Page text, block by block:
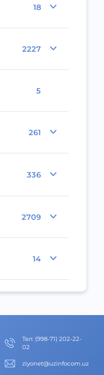
18
2227
5
261
336
2709
14
Тел: (998-71) 202-22-
02
ziyonet@uzinfocom.uz